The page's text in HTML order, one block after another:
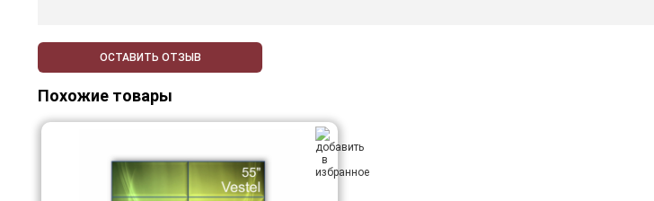
ОСТАВИТЬ ОТЗЫВ
Похожие товары